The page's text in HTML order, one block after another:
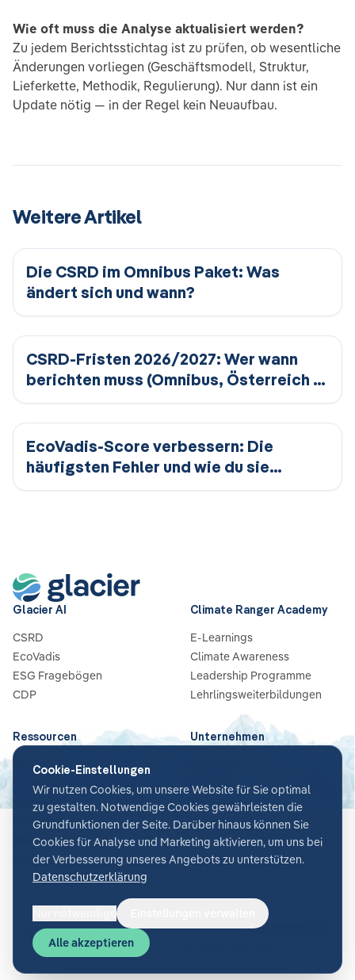
Wie oft muss die Analyse aktualisiert werden?
Zu jedem Berichtsstichtag ist zu prüfen, ob wesentliche
Änderungen vorliegen (Geschäftsmodell, Struktur,
Lieferkette, Methodik, Regulierung). Nur dann ist ein
Update nötig — in der Regel kein Neuaufbau.
Weitere Artikel
Die CSRD im Omnibus Paket: Was
ändert sich und wann?
CSRD-Fristen 2026/2027: Wer wann
berichten muss (Omnibus, Österreich &
Deutschland)
EcoVadis-Score verbessern: Die
häufigsten Fehler und wie du sie
vermeidest
Glacier AI
CSRD
EcoVadis
ESG Fragebögen
CDP
Climate Ranger Academy
E-Learnings
Climate Awareness
Leadership Programme
Lehrlingsweiterbildungen
Ressourcen
Blog
Guides & Checklisten
Webinare
Case Studies
News
Glossar
Unternehmen
Partners
Karriere
Kontakt
AGBDatenschutzSicherheitImpressumCookie-Einstellungen
©2026Glacier AI
Cookie-Einstellungen
Wir nutzen Cookies, um unsere Website für Sie optimal
zu gestalten. Notwendige Cookies gewährleisten die
Grundfunktionen der Seite. Darüber hinaus können Sie
Cookies für Analyse und Marketing aktivieren, um uns bei
der Verbesserung unseres Angebots zu unterstützen.
Datenschutzerklärung
Alle akzeptieren